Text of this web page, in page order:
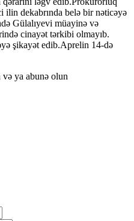
ilin dekabrında belə bir nəticəyə
Gülalıyevi müayinə və
cinayət tərkibi olmayıb.
şikayət edib.Aprelin 14-də
ya abunə olun